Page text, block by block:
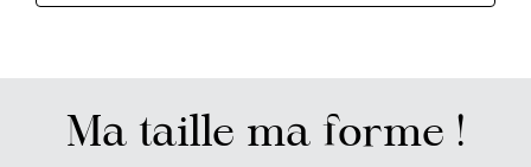
Ma taille ma forme !